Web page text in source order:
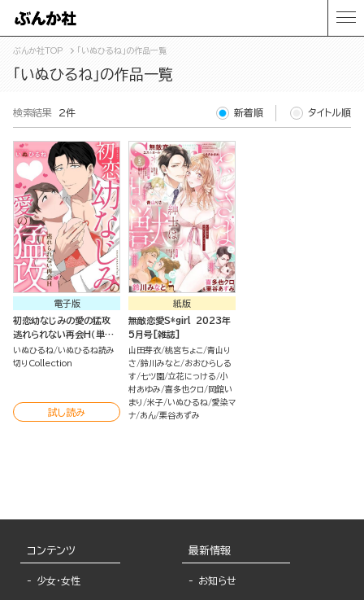
ぶんか社TOP 「いぬひるね」の作品一覧
「いぬひるね」の作品一覧
検索結果 2件 新着順 タイトル順
電子版
初恋幼なじみの愛の猛攻
逃れられない再会H（単話
版）
いぬひるね
いぬひるね読み
切りCollection
試し読み
紙版
無敵恋愛S*girl 2023年
5月号[雑誌]
山田芽衣 桃宮ちょこ 青山り
さ 鈴川みなと
おおひらしる
す 七ツ園 立花にっける 小
村あゆみ 喜多也クロ
岡舘い
まり
米子 いぬひるね 愛染マ
ナ あん 栗谷あずみ
コンテンツ
少女・女性
最新情報
お知らせ